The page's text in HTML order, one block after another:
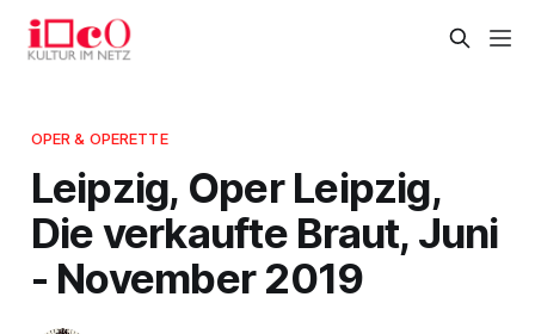
OPER & OPERETTE
Leipzig, Oper Leipzig,
Die verkaufte Braut, Juni
- November 2019